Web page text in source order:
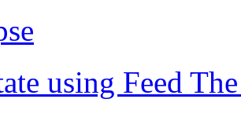
using Feed